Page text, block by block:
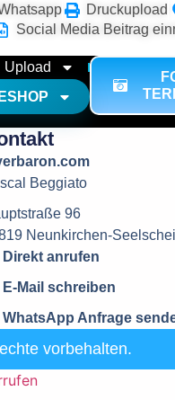
Druckupload
Social Media Beitrag
Upload
Beggiato
96
Neunkirchen-
Direkt anrufen
E-Mail schreiben
WhatsApp Anfrage
vorbehalten.